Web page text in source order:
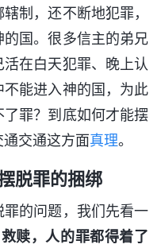
制，还不断地犯罪，
国。很多信主的弟兄
在白天犯罪、晚上认
能进入神的国，为此
罪？到底如何才能摆
交通这方面真理。
脱罪的捆绑
的问题，我们先看一
赎，人的罪都得着了